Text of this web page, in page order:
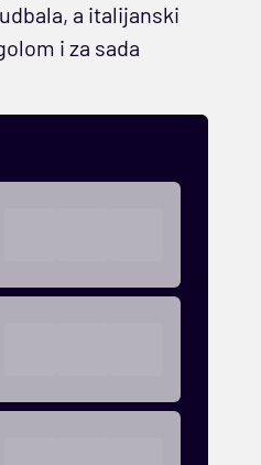
a italijanski
i za sada